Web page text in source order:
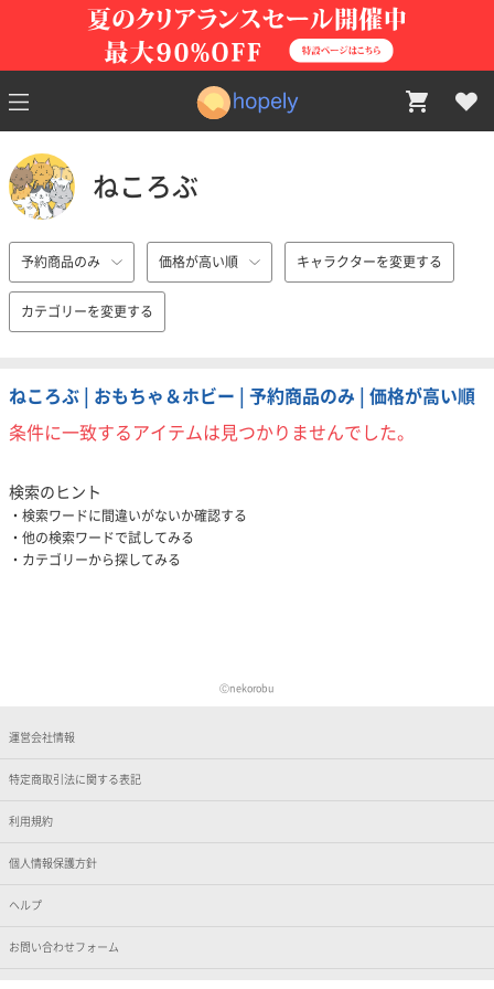
ねころぶ
予約商品のみ 価格が高い順 キャラクターを変更する
カテゴリーを変更する
ねころぶ | おもちゃ＆ホビー | 予約商品のみ | 価格が高い順
条件に一致するアイテムは見つかりませんでした。
検索のヒント
検索ワードに間違いがないか確認する
他の検索ワードで試してみる
カテゴリーから探してみる
Ⓒnekorobu
運営会社情報
特定商取引法に関する表記
利用規約
個人情報保護方針
ヘルプ
お問い合わせフォーム